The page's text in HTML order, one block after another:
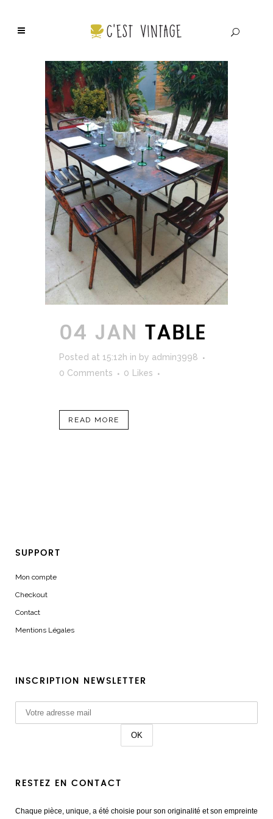
04 JAN TABLE
Posted at 15:12h in by admin3998
0 Comments
0 Likes
READ MORE
SUPPORT
Mon compte
Checkout
Contact
Mentions Légales
INSCRIPTION NEWSLETTER
RESTEZ EN CONTACT
Chaque pièce, unique, a été choisie pour son originalité et son empreinte